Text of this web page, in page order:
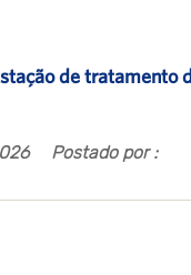
de tratamento
Postado por :